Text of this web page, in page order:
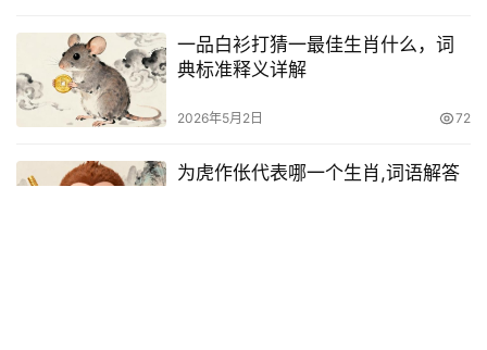
一品白衫打猜一最佳生肖什么，词
典标准释义详解
2026年5月2日 72
为虎作伥代表哪一个生肖,词语解答